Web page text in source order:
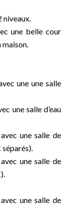
niveaux.
une belle cour
maison.
une une salle
une salle d’eau
une salle de
une salle de
une salle de